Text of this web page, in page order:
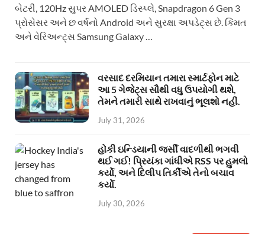
બેટરી, 120Hz સુપર AMOLED ડિસ્પ્લે, Snapdragon 6 Gen 3
પ્રોસેસર અને છ વર્ષનો Android અને સુરક્ષા અપડેટ્સ છે. કિંમત
અને વેરિઅન્ટ્સ Samsung Galaxy …
વરસાદ દરમિયાન તમારા સ્માર્ટફોન માટે
આ 5 ગેજેટ્સ સૌથી વધુ ઉપયોગી થશે,
તેમને તમારી સાથે રાખવાનું ભૂલશો નહીં.
July 31, 2026
હોકી ઇન્ડિયાની જર્સી વાદળીથી ભગવી
થઈ ગઈ! પ્રિયંકા ગાંધીએ RSS પર હુમલો
કર્યો, અને દિલીપ તિર્કીએ તેનો બચાવ
કર્યો.
July 30, 2026